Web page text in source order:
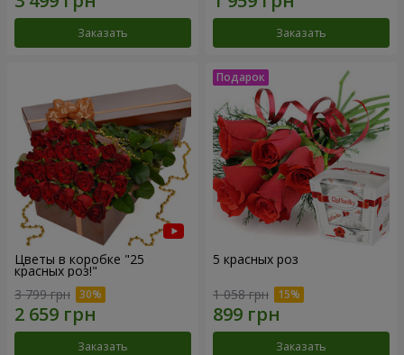
Заказать Заказать
Цветы в коробке "25
красных роз!"
3 799 грн
Заказать
5 красных роз
1 058 грн
Заказать